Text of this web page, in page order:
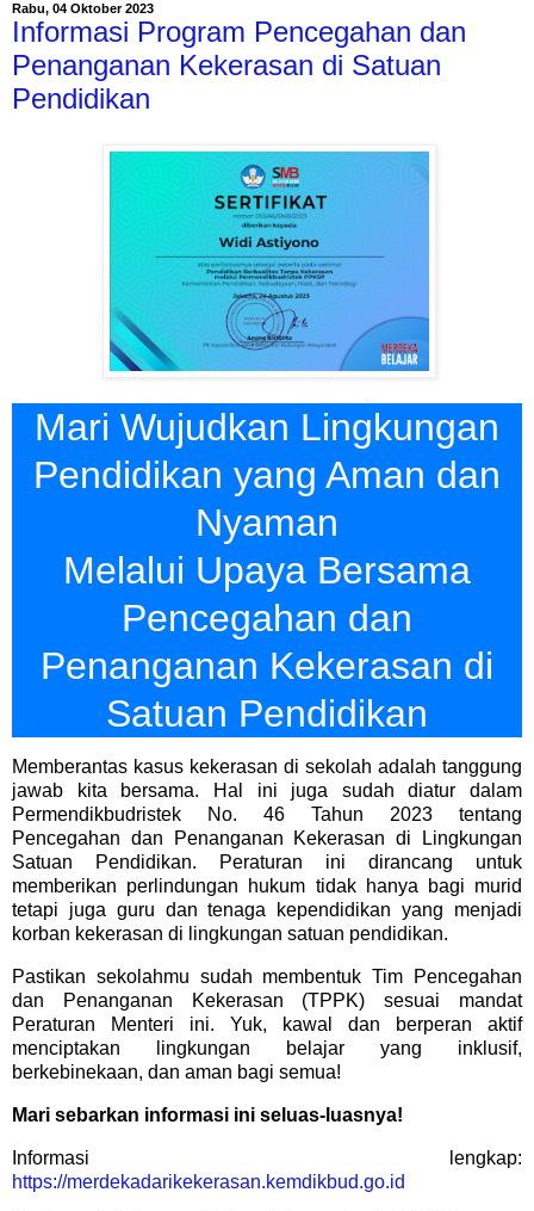
Rabu, 04 Oktober 2023
Informasi Program Pencegahan dan
Penanganan Kekerasan di Satuan
Pendidikan
Mari Wujudkan Lingkungan
Pendidikan yang Aman dan
Nyaman
Melalui Upaya Bersama
Pencegahan dan
Penanganan Kekerasan di
Satuan Pendidikan
Memberantas kasus kekerasan di sekolah adalah tanggung
jawab kita bersama. Hal ini juga sudah diatur dalam
Permendikbudristek No. 46 Tahun 2023 tentang
Pencegahan dan Penanganan Kekerasan di Lingkungan
Satuan Pendidikan. Peraturan ini dirancang untuk
memberikan perlindungan hukum tidak hanya bagi murid
tetapi juga guru dan tenaga kependidikan yang menjadi
korban kekerasan di lingkungan satuan pendidikan.
Pastikan sekolahmu sudah membentuk Tim Pencegahan
dan Penanganan Kekerasan (TPPK) sesuai mandat
Peraturan Menteri ini. Yuk, kawal dan berperan aktif
menciptakan lingkungan belajar yang inklusif,
berkebinekaan, dan aman bagi semua!
Mari sebarkan informasi ini seluas-luasnya!
Informasi lengkap:
https://merdekadarikekerasan.kemdikbud.go.id